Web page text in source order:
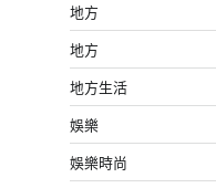
地方
地方
地方生活
娛樂
娛樂時尚